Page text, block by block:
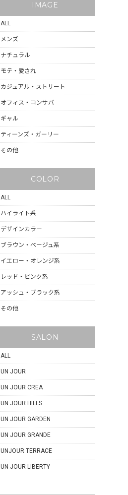
IMAGE
ALL
メンズ
ナチュラル
モテ・愛され
カジュアル・ストリート
オフィス・コンサバ
ギャル
ティーンズ・ガーリー
その他
COLOR
ALL
ハイライト系
デザインカラー
ブラウン・ベージュ系
イエロー・オレンジ系
レッド・ピンク系
アッシュ・ブラック系
その他
SALON
ALL
UN JOUR
UN JOUR CREA
UN JOUR HILLS
UN JOUR GARDEN
UN JOUR GRANDE
UNJOUR TERRACE
UN JOUR LIBERTY